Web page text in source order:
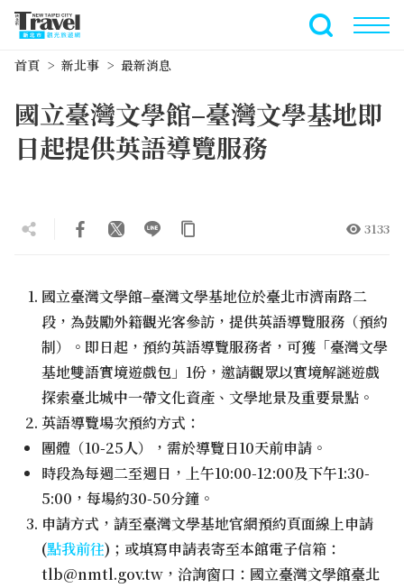
全文檢索
首頁 新北事 最新消息
國立臺灣文學館–臺灣文學基地即
日起提供英語導覽服務
3133
國立臺灣文學館–臺灣文學基地位於臺北市濟南路二
段，為鼓勵外籍觀光客參訪，提供英語導覽服務（預約
制）。即日起，預約英語導覽服務者，可獲「臺灣文學
基地雙語實境遊戲包」1份，邀請觀眾以實境解謎遊戲
探索臺北城中一帶文化資產、文學地景及重要景點。
英語導覽場次預約方式：
團體（10-25人），需於導覽日10天前申請。
時段為每週二至週日，上午10:00-12:00及下午1:30-
5:00，每場約30-50分鐘。
申請方式，請至臺灣文學基地官網預約頁面線上申請
(點我前往)；或填寫申請表寄至本館電子信箱：
tlb@nmtl.gov.tw ，洽詢窗口：國立臺灣文學館臺北